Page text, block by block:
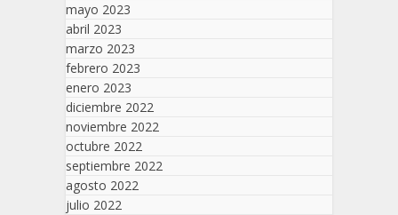
mayo 2023
abril 2023
marzo 2023
febrero 2023
enero 2023
diciembre 2022
noviembre 2022
octubre 2022
septiembre 2022
agosto 2022
julio 2022